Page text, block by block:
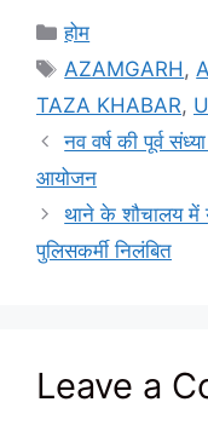
Categories
होम
Tags
AZAMGARH,
TAZA KHABAR,
नव वर्ष की पूर्व
आयोजन
थाने के शौचालय में
पुलिसकर्मी निलंबित
Leave a